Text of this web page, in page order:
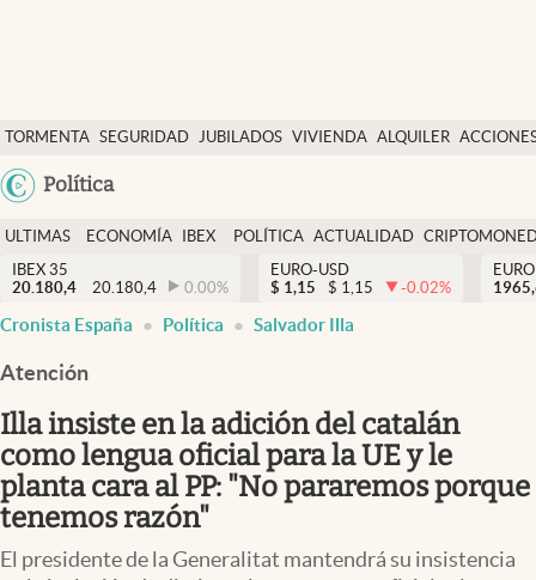
TORMENTA SEGURIDAD JUBILADOS VIVIENDA ALQUILER
Política
Economía y finanzas
Política
Actualidad
Criptomonedas
España
ULTIMAS
NOTICIAS
ECONOMÍA
FINANZAS
IBEX
EURO
POLÍTICA ACTUALIDAD
IBEX 35
20.180,4
20.180,4 0.00%
EURO-USD
$ 1,15 $ 1,15 -0.02%
Cronista España Política Salvador Illa
Atención
Illa insiste en la adición del catalán
como lengua oficial para la UE y le
planta cara al PP: "No pararemos porque
tenemos razón"
El presidente de la Generalitat mantendrá su insistencia